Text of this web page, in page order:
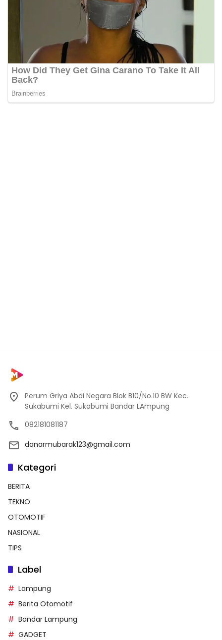
Perum Griya Abdi Negara Blok B10/No.10 BW Kec.
Sukabumi Kel. Sukabumi Bandar LAmpung
082181081187
danarmubarak123@gmail.com
Kategori
BERITA
TEKNO
OTOMOTIF
NASIONAL
TIPS
Label
Lampung
Berita Otomotif
Bandar Lampung
GADGET